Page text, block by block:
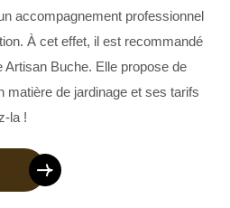
accompagnement professionnel
À cet effet, il est recommandé
Artisan Buche. Elle propose de
matière de jardinage et ses tarifs
la !